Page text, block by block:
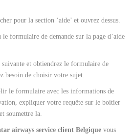
pour la section ‘aide’ et ouvrez dessus.
formulaire de demande sur la page d’aide
suivante et obtiendrez le formulaire de
besoin de choisir votre sujet.
le formulaire avec les informations de
expliquer votre requête sur le boitier
soumettre la.
airways service client Belgique vous